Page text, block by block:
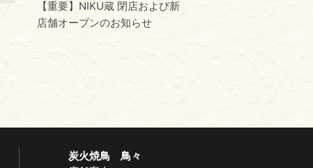
【重要】NIKU蔵 閉店および新
店舗オープンのお知らせ
炭火焼鳥 鳥々